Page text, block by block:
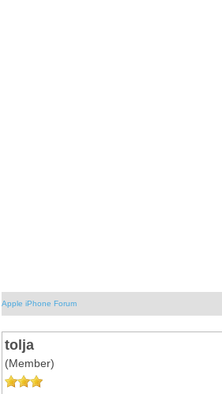
Apple iPhone Forum
tolja
(Member)